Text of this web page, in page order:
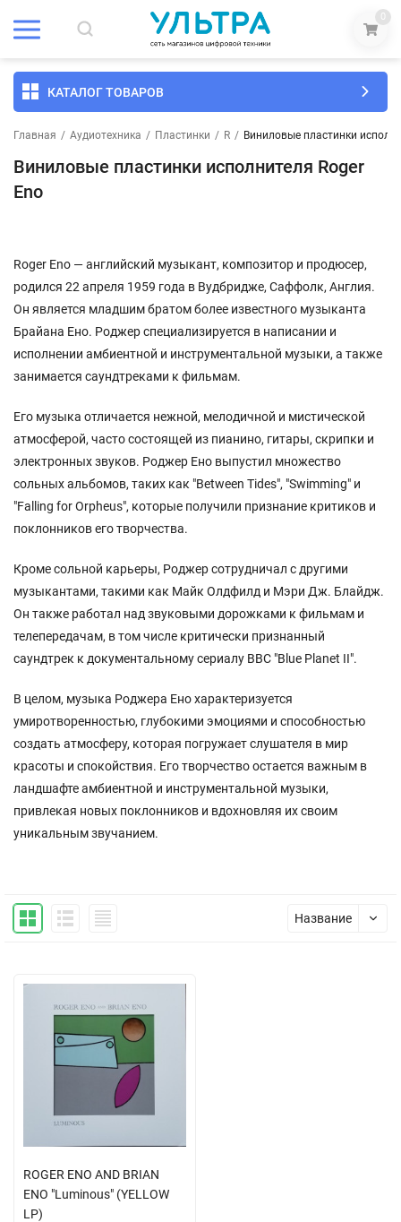
0
КАТАЛОГ ТОВАРОВ
Главная / Аудиотехника / Пластинки / R / Виниловые пластинки
Виниловые пластинки исполнителя Roger
Eno
Roger Eno — английский музыкант, композитор и продюсер,
родился 22 апреля 1959 года в Вудбридже, Саффолк, Англия.
Он является младшим братом более известного музыканта
Брайана Ено. Роджер специализируется в написании и
исполнении амбиентной и инструментальной музыки, а также
занимается саундтреками к фильмам.
Его музыка отличается нежной, мелодичной и мистической
атмосферой, часто состоящей из пианино, гитары, скрипки и
электронных звуков. Роджер Ено выпустил множество
сольных альбомов, таких как "Between Tides", "Swimming" и
"Falling for Orpheus", которые получили признание критиков и
поклонников его творчества.
Кроме сольной карьеры, Роджер сотрудничал с другими
музыкантами, такими как Майк Олдфилд и Мэри Дж. Блайдж.
Он также работал над звуковыми дорожками к фильмам и
телепередачам, в том числе критически признанный
саундтрек к документальному сериалу BBC "Blue Planet II".
В целом, музыка Роджера Ено характеризуется
умиротворенностью, глубокими эмоциями и способностью
создать атмосферу, которая погружает слушателя в мир
красоты и спокойствия. Его творчество остается важным в
ландшафте амбиентной и инструментальной музыки,
привлекая новых поклонников и вдохновляя их своим
уникальным звучанием.
Название
ROGER ENO AND BRIAN
ENO "Luminous" (YELLOW
LP)